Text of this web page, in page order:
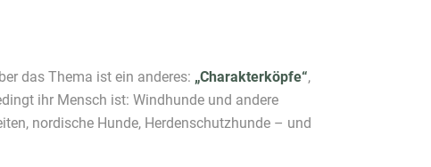
das Thema ist ein anderes: „Charakterköpfe“,
ihr Mensch ist: Windhunde und andere
nordische Hunde, Herdenschutzhunde – und